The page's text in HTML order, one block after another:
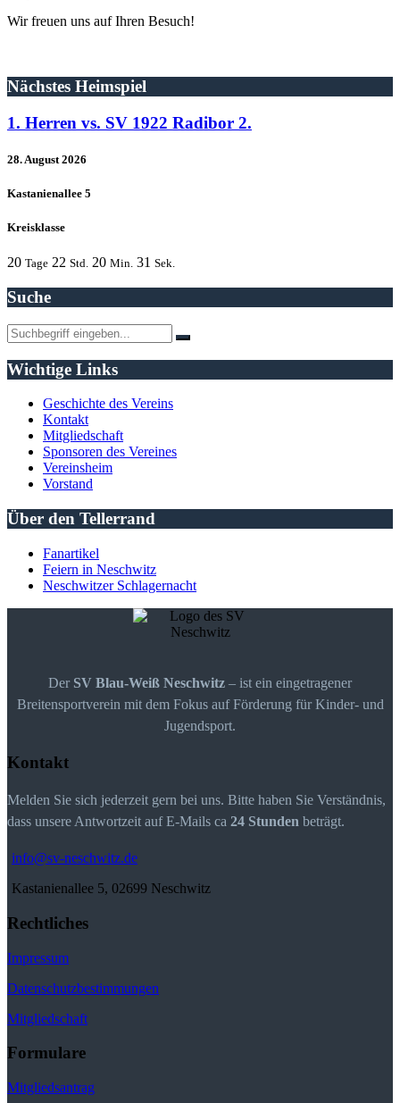
Wir freuen uns auf Ihren Besuch!
Nächstes Heimspiel
1. Herren vs. SV 1922 Radibor 2.
28. August 2026
Kastanienallee 5
Kreisklasse
20 Tage 22 Std. 20 Min. 31 Sek.
Suche
Wichtige Links
Geschichte des Vereins
Kontakt
Mitgliedschaft
Sponsoren des Vereines
Vereinsheim
Vorstand
Über den Tellerrand
Fanartikel
Feiern in Neschwitz
Neschwitzer Schlagernacht
Der SV Blau-Weiß Neschwitz – ist ein eingetragener
Breitensportverein mit dem Fokus auf Förderung für Kinder- und
Jugendsport.
Kontakt
Melden Sie sich jederzeit gern bei uns. Bitte haben Sie Verständnis,
dass unsere Antwortzeit auf E-Mails ca 24 Stunden beträgt.
info@sv-neschwitz.de
Kastanienallee 5, 02699 Neschwitz
Rechtliches
Impressum
Datenschutzbestimmungen
Mitgliedschaft
Formulare
Mitgliedsantrag